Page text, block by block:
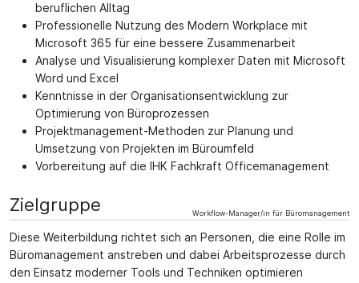
beruflichen Alltag
Professionelle Nutzung des Modern Workplace mit
Microsoft 365 für eine bessere Zusammenarbeit
Analyse und Visualisierung komplexer Daten mit Microsoft
Word und Excel
Kenntnisse in der Organisationsentwicklung zur
Optimierung von Büroprozessen
Projektmanagement-Methoden zur Planung und
Umsetzung von Projekten im Büroumfeld
Vorbereitung auf die IHK Fachkraft Officemanagement
Zielgruppe Workflow-Manager/in für Büromanagement
Diese Weiterbildung richtet sich an Personen, die eine Rolle im
Büromanagement anstreben und dabei Arbeitsprozesse durch
den Einsatz moderner Tools und Techniken optimieren